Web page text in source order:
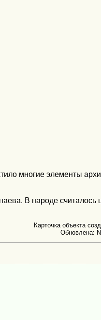
многие элементы
В народе считалось
Карточка объекта
Обновлена: